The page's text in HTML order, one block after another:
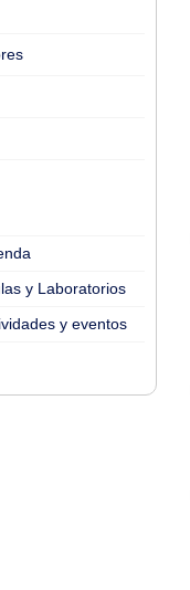
y Laboratorios
y eventos